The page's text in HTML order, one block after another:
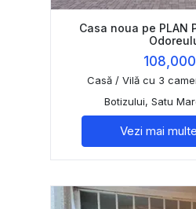
Casa noua pe PLAN
Casă / Vilă cu 3
Botizului, Satu
Vezi mai